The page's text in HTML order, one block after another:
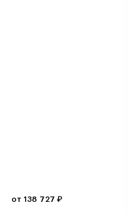
от 138 727 ₽